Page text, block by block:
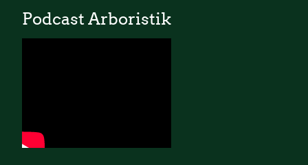
Podcast Arboristik